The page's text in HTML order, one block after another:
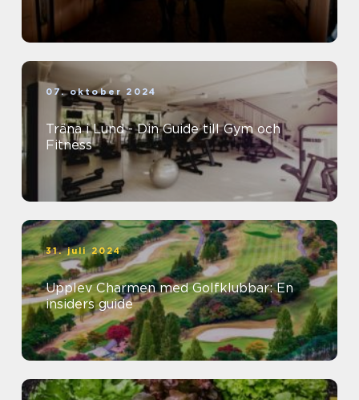
07. oktober 2024
Träna i Lund - Din Guide till Gym och
Fitness
31. juli 2024
Upplev Charmen med Golfklubbar: En
insiders guide